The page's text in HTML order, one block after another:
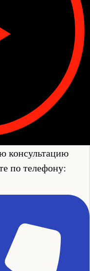
консультацию
по телефону: